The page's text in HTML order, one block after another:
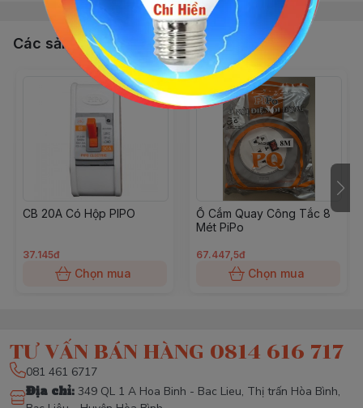
Các sản phẩm, dịch vụ khác
CB 20A Có Hộp PIPO
37.145đ
Chọn mua
Ổ Cắm Quay Công Tắc 8
Mét PiPo
67.447,5đ
Chọn mua
TƯ VẤN BÁN HÀNG 0814 616 717
081 461 6717
Địa chỉ: 349 QL 1 A Hoa Binh - Bac Lieu, Thị trấn Hòa Bình,